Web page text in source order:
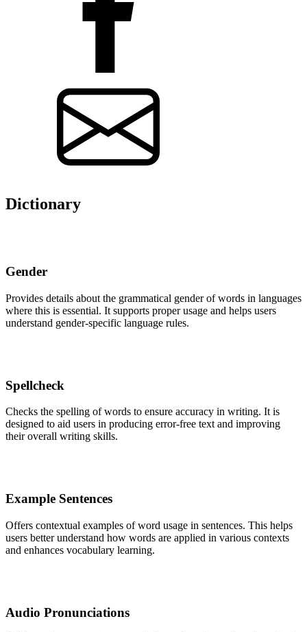
Dictionary
Gender
Provides details about the grammatical gender of words in languages
where this is essential. It supports proper usage and helps users
understand gender-specific language rules.
Spellcheck
Checks the spelling of words to ensure accuracy in writing. It is
designed to aid users in producing error-free text and improving
their overall writing skills.
Example Sentences
Offers contextual examples of word usage in sentences. This helps
users better understand how words are applied in various contexts
and enhances vocabulary learning.
Audio Pronunciations